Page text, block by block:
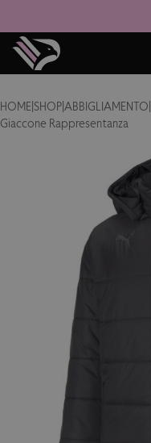
HOME SHOPABBIGLIAMENTO
Giaccone Rappresentanza